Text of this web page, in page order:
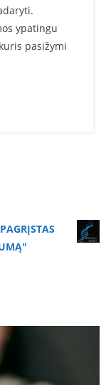
ypatingu
pasižymi